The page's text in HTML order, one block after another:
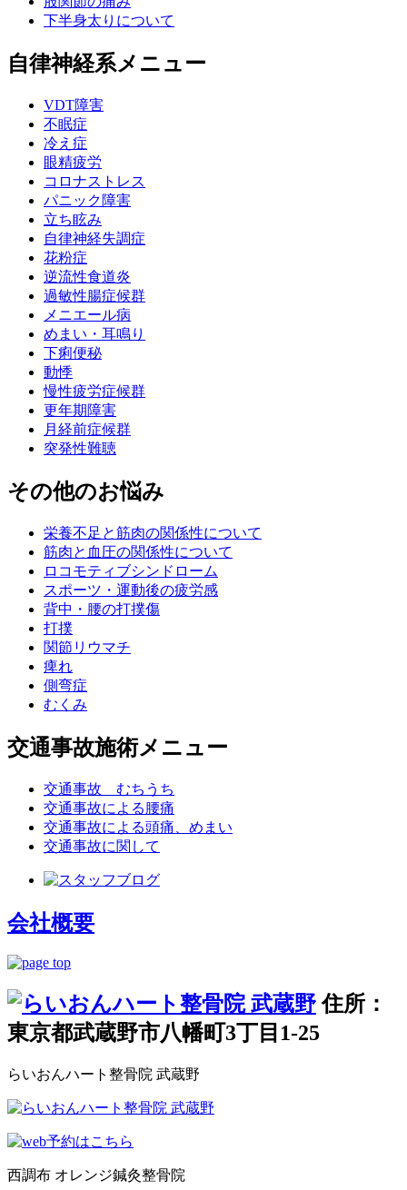
下半身太りについて
自律神経系メニュー
VDT障害
不眠症
冷え症
眼精疲労
コロナストレス
パニック障害
立ち眩み
自律神経失調症
花粉症
逆流性食道炎
過敏性腸症候群
メニエール病
めまい・耳鳴り
下痢便秘
動悸
慢性疲労症候群
更年期障害
月経前症候群
突発性難聴
その他のお悩み
栄養不足と筋肉の関係性について
筋肉と血圧の関係性について
ロコモティブシンドローム
スポーツ・運動後の疲労感
背中・腰の打撲傷
打撲
関節リウマチ
痺れ
側弯症
むくみ
交通事故施術メニュー
交通事故 むちうち
交通事故による腰痛
交通事故による頭痛、めまい
交通事故に関して
会社概要
住所：
東京都武蔵野市八幡町3丁目1-25
らいおんハート整骨院 武蔵野
西調布 オレンジ鍼灸整骨院